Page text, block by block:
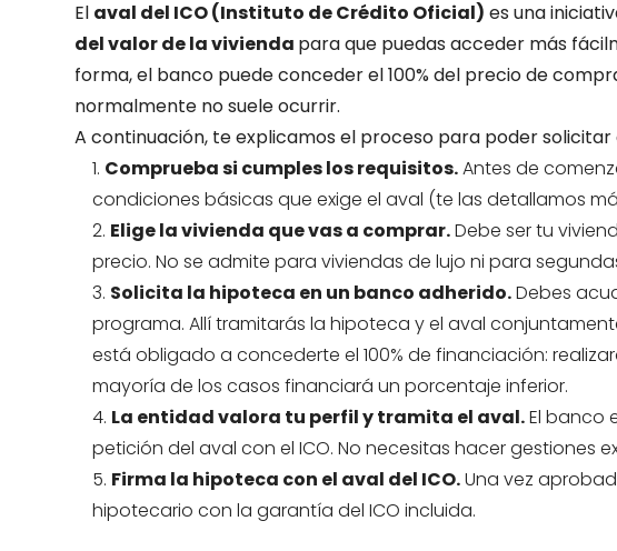
El aval del ICO (Instituto de Crédito Oficial) es una
del valor de la vivienda para que puedas acceder más
forma, el banco puede conceder el 100% del precio de
normalmente no suele ocurrir.
A continuación, te explicamos el proceso para poder solicitar
Comprueba si cumples los requisitos.Antes de
condiciones básicas que exige el aval (te las detallamos
Elige la vivienda que vas a comprar.Debe ser tu
precio. No se admite para viviendas de lujo ni para
Solicita la hipoteca en un banco adherido.Debes
programa. Allí tramitarás la hipoteca y el aval
está obligado a concederte el 100% de financiación:
mayoría de los casos financiará un porcentaje inferior.
La entidad valora tu perfil y tramita el aval.El banco
petición del aval con el ICO. No necesitas hacer gestiones
Firma la hipoteca con el aval del ICO.Una vez
hipotecario con la garantía del ICO incluida.